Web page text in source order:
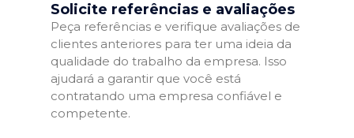
Solicite referências e avaliações
Peça referências e verifique avaliações de
clientes anteriores para ter uma ideia da
qualidade do trabalho da empresa. Isso
ajudará a garantir que você está
contratando uma empresa confiável e
competente.